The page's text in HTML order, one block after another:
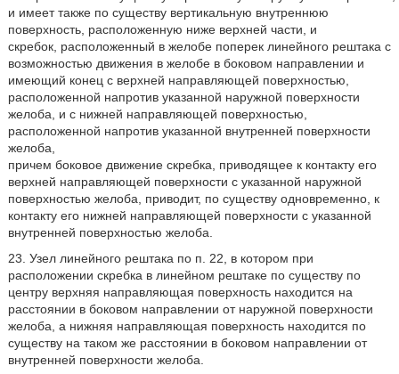
и имеет также по существу вертикальную внутреннюю
поверхность, расположенную ниже верхней части, и
скребок, расположенный в желобе поперек линейного рештака с
возможностью движения в желобе в боковом направлении и
имеющий конец с верхней направляющей поверхностью,
расположенной напротив указанной наружной поверхности
желоба, и с нижней направляющей поверхностью,
расположенной напротив указанной внутренней поверхности
желоба,
причем боковое движение скребка, приводящее к контакту его
верхней направляющей поверхности с указанной наружной
поверхностью желоба, приводит, по существу одновременно, к
контакту его нижней направляющей поверхности с указанной
внутренней поверхностью желоба.
23. Узел линейного рештака по п. 22, в котором при
расположении скребка в линейном рештаке по существу по
центру верхняя направляющая поверхность находится на
расстоянии в боковом направлении от наружной поверхности
желоба, а нижняя направляющая поверхность находится по
существу на таком же расстоянии в боковом направлении от
внутренней поверхности желоба.